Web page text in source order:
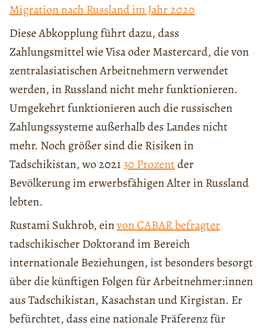
Migration nach Russland im Jahr 2020
Diese Abkopplung führt dazu, dass
Zahlungsmittel wie Visa oder Mastercard, die von
zentralasiatischen Arbeitnehmern verwendet
werden, in Russland nicht mehr funktionieren.
Umgekehrt funktionieren auch die russischen
Zahlungssysteme außerhalb des Landes nicht
mehr. Noch größer sind die Risiken in
Tadschikistan, wo 202130 Prozentder
Bevölkerung im erwerbsfähigen Alter in Russland
lebten.
Rustami Sukhrob, einvon CABAR befragter
tadschikischer Doktorand im Bereich
internationale Beziehungen, ist besonders besorgt
über die künftigen Folgen für Arbeitnehmer:innen
aus Tadschikistan, Kasachstan und Kirgistan. Er
befürchtet, dass eine nationale Präferenz für